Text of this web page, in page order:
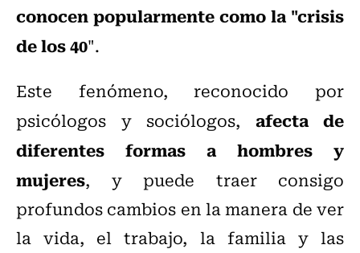
conocen popularmente como la "crisis
de los 40".
Este fenómeno, reconocido por
psicólogos y sociólogos, afecta de
diferentes formas a hombres y
mujeres, y puede traer consigo
profundos cambios en la manera de ver
la vida, el trabajo, la familia y las